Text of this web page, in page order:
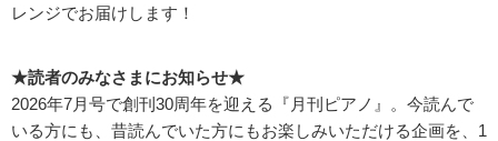
レンジでお届けします！
★読者のみなさまにお知らせ★
2026年7月号で創刊30周年を迎える『月刊ピアノ』。今読んで
いる方にも、昔読んでいた方にもお楽しみいただける企画を、1